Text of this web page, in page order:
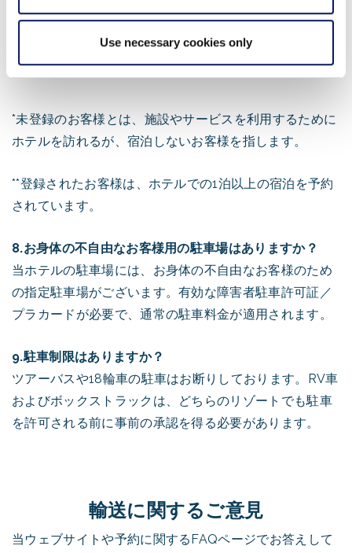
Use necessary cookies only
ドル＋税
1日あたり40.00ド
ル＋税
1日あたり51.00ド
ル～61.00ドル＋
*未登録のお客様とは、施設やサービスを利用するために
ホテルを訪れるが、宿泊しないお客様を指します。
**登録されたお客様は、ホテルでの1泊以上の宿泊を予約
されています。
8.お身体の不自由なお客様用の駐車場はありますか？
当ホテルの駐車場には、お身体の不自由なお客様のため
の指定駐車場がございます。有効な障害者駐車許可証／
プラカードが必要で、通常の駐車料金が適用されます。
9.駐車制限はありますか？
ツアーバスや18輪車の駐車はお断りしております。RV車
およびボックストラックは、どちらのリゾートでも駐車
を許可される前に事前の承認を得る必要があります。
輸送に関するご意見
当ウェブサイトや予約に関するFAQページでお答えして